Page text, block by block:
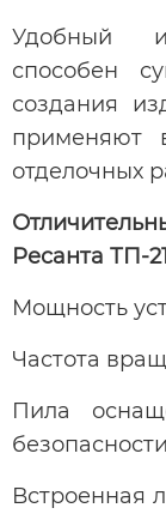
Удобный
способен
создания
применяют
отделочных
Ресанта ТП-
Мощность
Частота
Пила
Встроенная